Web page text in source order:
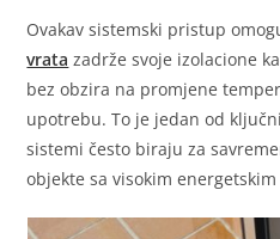
Ovakav sistemski pristup
vrata zadrže svoje izolacione
bez obzira na promjene
upotrebu. To je jedan od
sistemi često biraju za
objekte sa visokim